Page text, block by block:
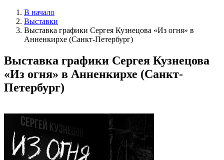
В начало
Выставки
Выставка графики Сергея Кузнецова «Из огня» в
Анненкирхе (Санкт-Петербург)
Выставка графики Сергея Кузнецова
«Из огня» в Анненкирхе (Санкт-
Петербург)